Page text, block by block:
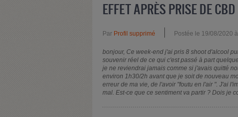
EFFET APRÈS PRISE DE CBD
Par Profil supprimé Postée le 19/08/2020
bonjour, Ce week-end j'ai pris 8 shoot d'alcool
souvenir réel de ce qui c'est passé à part
je ne reviendrai jamais comme si j'avais quitté
environ 1h30/2h avant que je soit de nouveau
erreur de ma vie, de l'avoir "foutu en l'air ". J'ai
mal. Est-ce que ce sentiment va partir ? Dois je